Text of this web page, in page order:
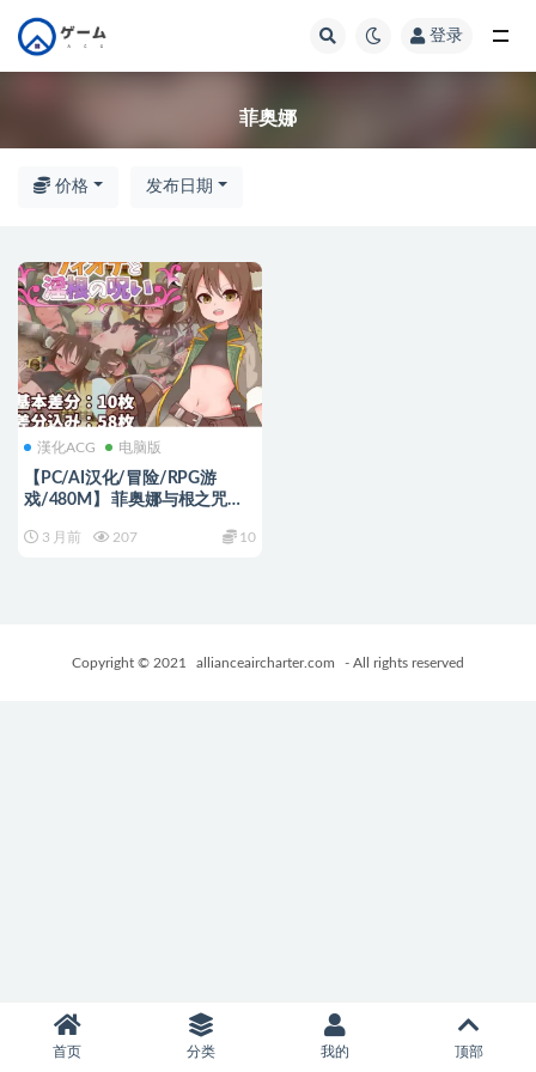
登录
菲奥娜
价格 发布日期
漢化ACG 电脑版
【PC/AI汉化/冒险/RPG游
戏/480M】 菲奥娜与根之咒
化版+全回想存档+冒险RPG游
3 月前 207 10
Copyright © 2021 allianceaircharter.com - All rights reserved
首页 分类 我的 顶部